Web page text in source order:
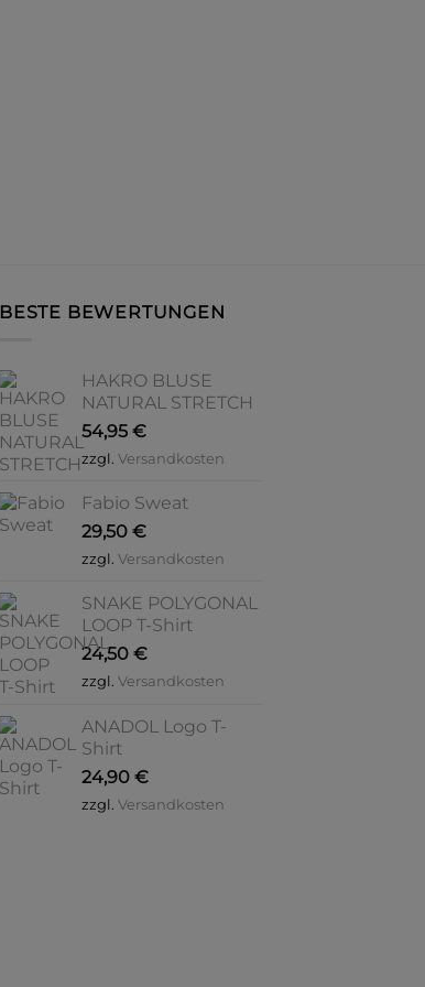
BESTE BEWERTUNGEN
HAKRO BLUSE
NATURAL STRETCH
54,95 €
zzgl. Versandkosten
Fabio Sweat
29,50 €
zzgl. Versandkosten
SNAKE POLYGONAL
LOOP T-Shirt
24,50 €
zzgl. Versandkosten
ANADOL Logo T-
Shirt
24,90 €
zzgl. Versandkosten